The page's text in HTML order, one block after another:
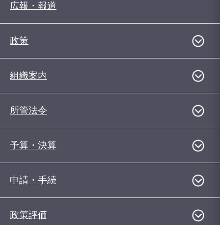
広報・報道
政策
組織案内
所管法令
予算・決算
申請・手続
政策評価